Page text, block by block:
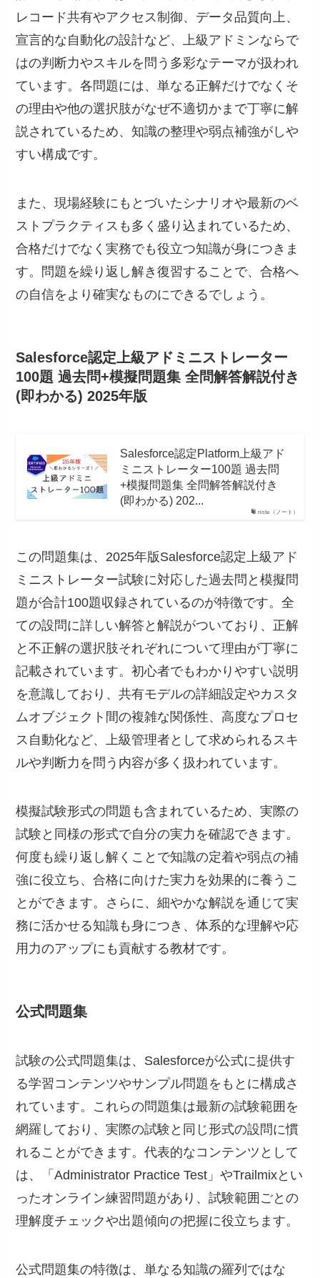
レコード共有やアクセス制御、データ品質向上、
宣言的な自動化の設計など、上級アドミンならで
はの判断力やスキルを問う多彩なテーマが扱われ
ています。各問題には、単なる正解だけでなくそ
の理由や他の選択肢がなぜ不適切かまで丁寧に解
説されているため、知識の整理や弱点補強がしや
すい構成です。
また、現場経験にもとづいたシナリオや最新のベ
ストプラクティスも多く盛り込まれているため、
合格だけでなく実務でも役立つ知識が身につきま
す。問題を繰り返し解き復習することで、合格へ
の自信をより確実なものにできるでしょう。
Salesforce認定上級アドミニストレーター
100題 過去問+模擬問題集 全問解答解説付き
(即わかる) 2025年版
note（ノート）
Salesforce認定Platform上級アド
ミニストレーター100題 過去問
+模擬問題集 全問解答解説付き
(即わかる) 202...
この問題集は、2025年版Salesforce認定上級アド
ミニストレーター試験に対応した過去問と模擬問
題が合計100題収録されているのが特徴です。全
ての設問に詳しい解答と解説がついており、正解
と不正解の選択肢それぞれについて理由が丁寧に
記載されています。初心者でもわかりやすい説明
を意識しており、共有モデルの詳細設定やカスタ
ムオブジェクト間の複雑な関係性、高度なプロセ
ス自動化など、上級管理者として求められるスキ
ルや判断力を問う内容が多く扱われています。
模擬試験形式の問題も含まれているため、実際の
試験と同様の形式で自分の実力を確認できます。
何度も繰り返し解くことで知識の定着や弱点の補
強に役立ち、合格に向けた実力を効果的に養うこ
とができます。さらに、細やかな解説を通じて実
務に活かせる知識も身につき、体系的な理解や応
用力のアップにも貢献する教材です。
公式問題集
試験の公式問題集は、Salesforceが公式に提供す
る学習コンテンツやサンプル問題をもとに構成さ
れています。これらの問題集は最新の試験範囲を
網羅しており、実際の試験と同じ形式の設問に慣
れることができます。代表的なコンテンツとして
は、「Administrator Practice Test」やTrailmixとい
ったオンライン練習問題があり、試験範囲ごとの
理解度チェックや出題傾向の把握に役立ちます。
公式問題集の特徴は、単なる知識の羅列ではな